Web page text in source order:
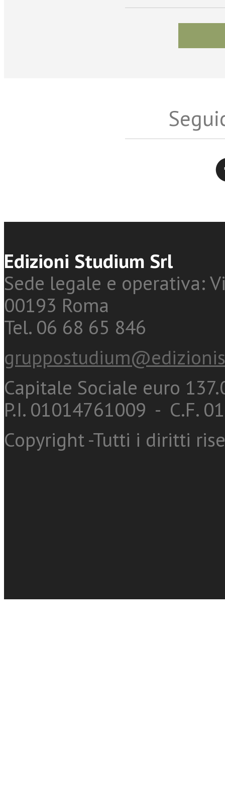
Edizioni Studium Srl
Sede legale e operativa:
00193 Roma
Tel. 06 68 65 846
Capitale Sociale euro
P.I. 01014761009 - C.F.
Copyright -Tutti i diritti